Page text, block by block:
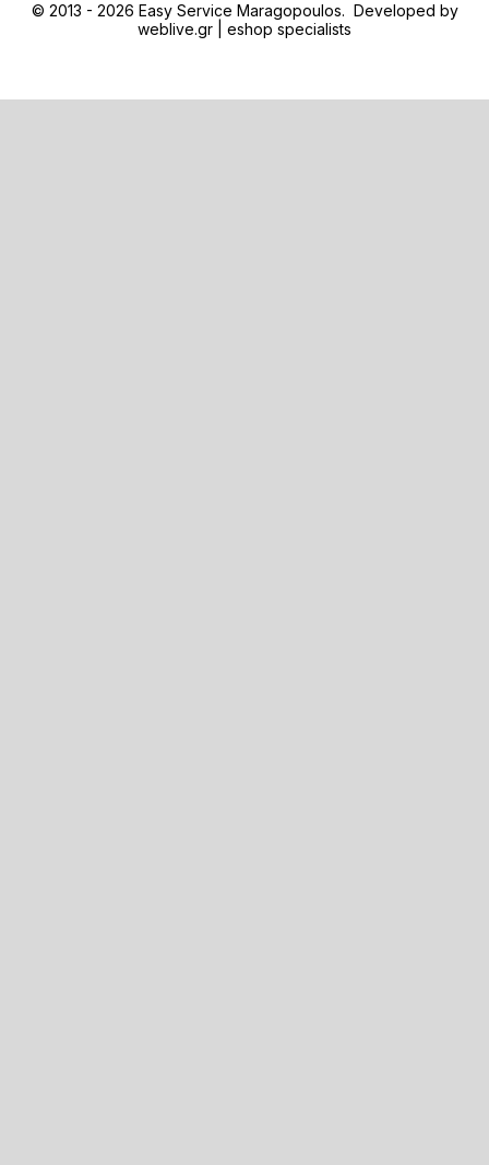
© 2013 - 2026 Easy Service Maragopoulos. Developed by
weblive.gr | eshop specialists